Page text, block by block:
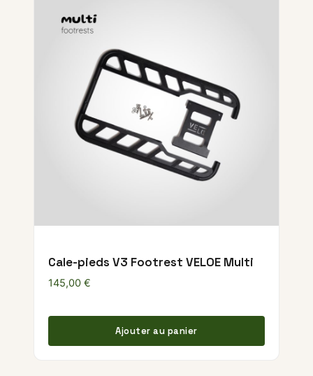
Cale-pieds V3 Footrest VELOE Multi
145,00 €
Ajouter au panier